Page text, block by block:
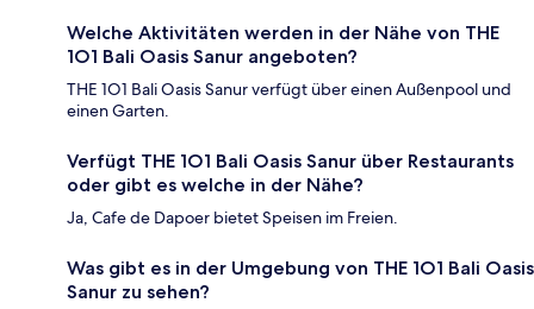
Welche Aktivitäten werden in der Nähe von THE
1O1 Bali Oasis Sanur angeboten?
THE 1O1 Bali Oasis Sanur verfügt über einen Außenpool und
einen Garten.
Verfügt THE 1O1 Bali Oasis Sanur über Restaurants
oder gibt es welche in der Nähe?
Ja, Cafe de Dapoer bietet Speisen im Freien.
Was gibt es in der Umgebung von THE 1O1 Bali Oasis
Sanur zu sehen?